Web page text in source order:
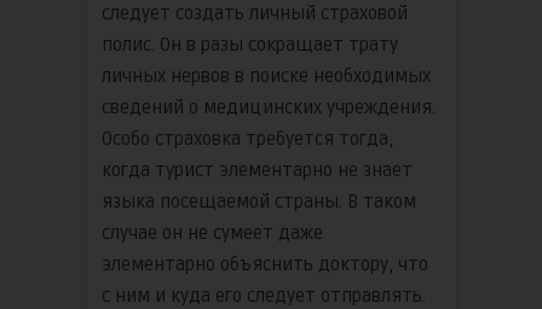
следует создать личный страховой
полис. Он в разы сокращает трату
личных нервов в поиске необходимых
сведений о медицинских учреждения.
Особо страховка требуется тогда,
когда турист элементарно не знает
языка посещаемой страны. В таком
случае он не сумеет даже
элементарно объяснить доктору, что
с ним и куда его следует отправлять.